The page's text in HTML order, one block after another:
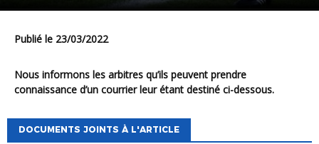
Publié le 23/03/2022
Nous informons les arbitres qu’ils peuvent prendre
connaissance d’un courrier leur étant destiné ci-dessous.
DOCUMENTS JOINTS À L'ARTICLE